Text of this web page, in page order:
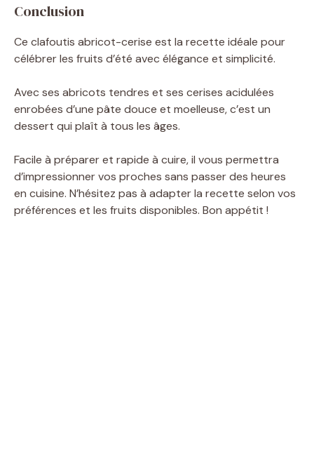
Conclusion
Ce clafoutis abricot-cerise est la recette idéale pour
célébrer les fruits d’été avec élégance et simplicité.
Avec ses abricots tendres et ses cerises acidulées
enrobées d’une pâte douce et moelleuse, c’est un
dessert qui plaît à tous les âges.
Facile à préparer et rapide à cuire, il vous permettra
d’impressionner vos proches sans passer des heures
en cuisine. N’hésitez pas à adapter la recette selon vos
préférences et les fruits disponibles. Bon appétit !